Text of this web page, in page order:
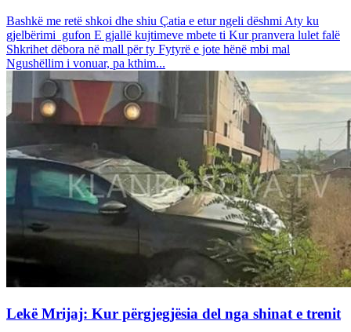
Bashkë me retë shkoi dhe shiu Çatia e etur ngeli dëshmi Aty ku
gjelbërimi gufon E gjallë kujtimeve mbete ti Kur pranvera lulet falë
Shkrihet dëbora në mall për ty Fytyrë e jote hënë mbi mal
Ngushëllim i vonuar, pa kthim...
Lekë Mrijaj: Kur përgjegjësia del nga shinat e trenit